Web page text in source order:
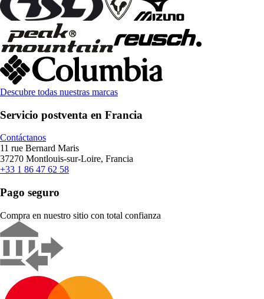
Descubre todas nuestras marcas
Servicio postventa en Francia
Contáctanos
11 rue Bernard Maris
37270 Montlouis-sur-Loire, Francia
+33 1 86 47 62 58
Pago seguro
Compra en nuestro sitio con total confianza